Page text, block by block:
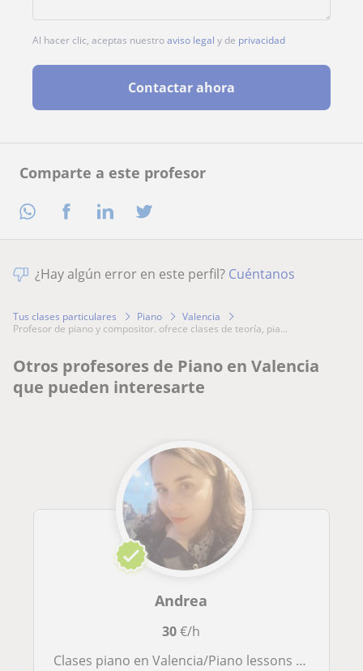
Comparte a este profesor
Al hacer clic, aceptas nuestroaviso legal y de privacidad
Contactar ahora
¿Hay algún error en este perfil? Cuéntanos
Tus clases particulares Piano
Valencia
profesor de piano y compositor. ofrece clases de teoría, pia...
Otros profesores de Piano en Valencia
que pueden interesarte
Andrea
30€/h
Clases piano en Valencia/Piano lessons in Valencia